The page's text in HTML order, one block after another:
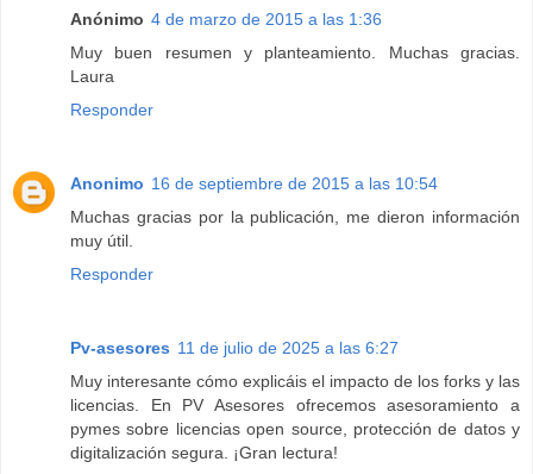
Anónimo 4 de marzo de 2015 a las 1:36
Muy buen resumen y planteamiento. Muchas gracias.
Laura
Responder
Anonimo 16 de septiembre de 2015 a las 10:54
Muchas gracias por la publicación, me dieron información
muy útil.
Responder
Pv-asesores 11 de julio de 2025 a las 6:27
Muy interesante cómo explicáis el impacto de los forks y las
licencias. En PV Asesores ofrecemos asesoramiento a
pymes sobre licencias open source, protección de datos y
digitalización segura. ¡Gran lectura!